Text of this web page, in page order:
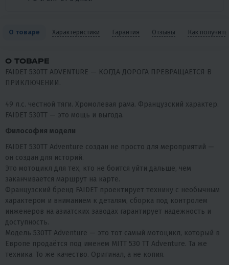
О товаре Характеристики Гарантия Отзывы Как получить
О ТОВАРЕ
FAIDET 530TT ADVENTURE — КОГДА ДОРОГА ПРЕВРАЩАЕТСЯ В
ПРИКЛЮЧЕНИИ.
49 л.с. честной тяги. Хромолевая рама. Французский характер.
FAIDET 530TT — это мощь и выгода.
Философия модели
FAIDET 530TT Adventure создан не просто для мероприятий —
он создан для историй.
Это мотоцикл для тех, кто не боится уйти дальше, чем
заканчивается маршрут на карте.
Французский бренд FAIDET проектирует технику с необычным
характером и вниманием к деталям, сборка под контролем
инженеров на азиатских заводах гарантирует надежность и
доступность.
Модель 530TT Adventure — это тот самый мотоцикл, который в
Европе продаётся под именем MITT 530 TT Adventure. Та же
техника. То же качество. Оригинал, а не копия.